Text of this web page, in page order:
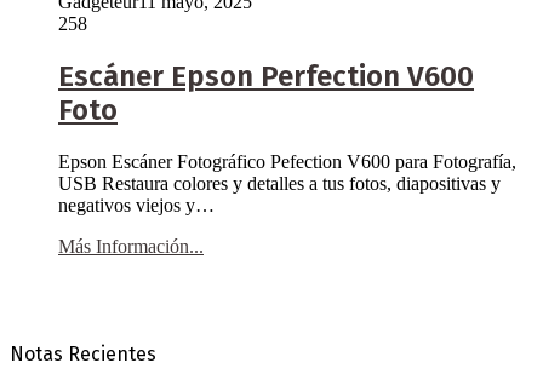
258
Escáner Epson Perfection V600
Foto
Epson Escáner Fotográfico Pefection V600 para Fotografía,
USB Restaura colores y detalles a tus fotos, diapositivas y
negativos viejos y…
Más Información...
Notas Recientes